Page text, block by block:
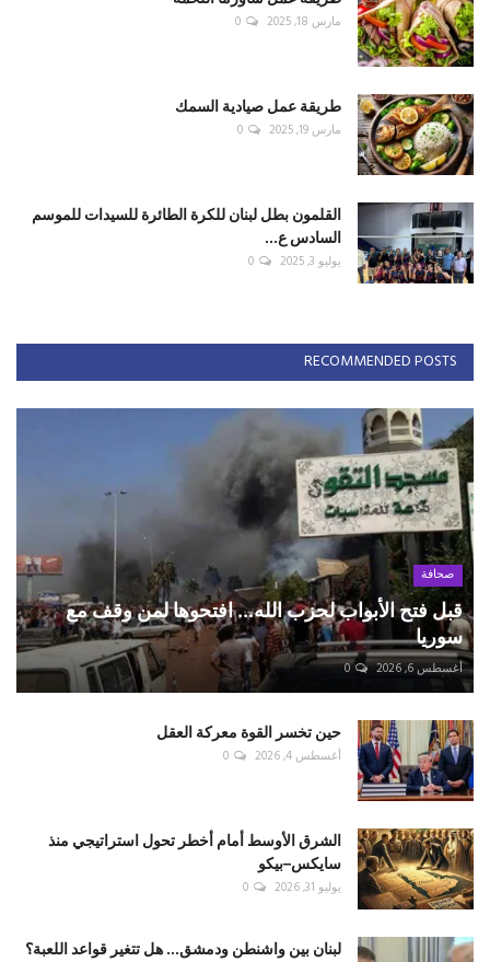
مارس 18, 2025 0
طريقة عمل صيادية السمك
مارس 19, 2025 0
القلمون بطل لبنان للكرة الطائرة للسيدات للموسم
السادس ع...
يوليو 3, 2025 0
RECOMMENDED POSTS
صحافة
قبل فتح الأبواب لحزب الله... افتحوها لمن وقف مع
سوريا
أغسطس 6, 2026 0
حين تخسر القوة معركة العقل
أغسطس 4, 2026 0
الشرق الأوسط أمام أخطر تحول استراتيجي منذ
سايكس–بيكو
يوليو 31, 2026 0
لبنان بين واشنطن ودمشق... هل تتغير قواعد اللعبة؟